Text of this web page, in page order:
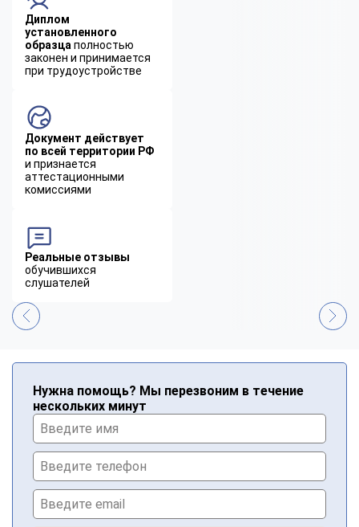
Диплом
установленного
образца полностью
законен и принимается
при трудоустройстве
Документ действует
по всей территории РФ
и признается
аттестационными
комиссиями
Реальные отзывы
обучившихся
слушателей
Нужна помощь? Мы перезвоним в течение
нескольких минут